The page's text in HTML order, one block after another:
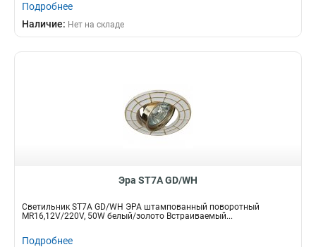
Подробнее
Наличие: Нет на складе
Эра ST7A GD/WH
Светильник ST7A GD/WH ЭРА штампованный поворотный
MR16,12V/220V, 50W белый/золото Встраиваемый...
Подробнее